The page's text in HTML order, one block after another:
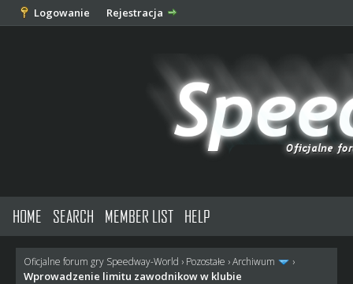
Logowanie Rejestracja
HOME SEARCH MEMBER LIST HELP
Oficjalne forum gry Speedway-World › Pozostałe ›Archiwum ›
Wprowadzenie limitu zawodnikow w klubie